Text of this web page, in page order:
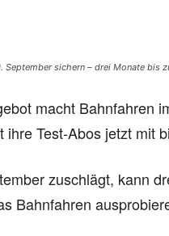
September sichern – drei Monate bis
macht Bahnfahren
ihre Test-Abos jetzt mit
zuschlägt, kann
Bahnfahren